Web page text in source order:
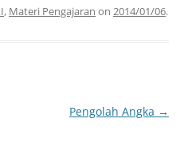
, Materi Pengajaran on 2014/01/06.
Pengolah Angka →